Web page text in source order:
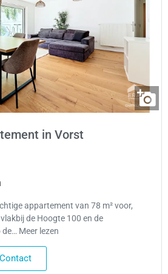
in Vorst
appartement van 78 m² voor,
de Hoogte 100 en de
Meer lezen
Contact